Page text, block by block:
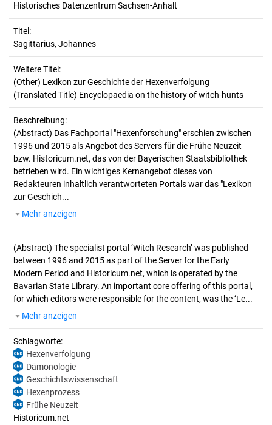
Historisches Datenzentrum Sachsen-Anhalt
Titel:
Sagittarius, Johannes
Weitere Titel:
(Other) Lexikon zur Geschichte der Hexenverfolgung
(Translated Title) Encyclopaedia on the history of witch-hunts
Beschreibung:
(Abstract) Das Fachportal "Hexenforschung" erschien zwischen
1996 und 2015 als Angebot des Servers für die Frühe Neuzeit
bzw. Historicum.net, das von der Bayerischen Staatsbibliothek
betrieben wird. Ein wichtiges Kernangebot dieses von
Redakteuren inhaltlich verantworteten Portals war das "Lexikon
zur Geschich...
Mehr anzeigen
(Abstract) The specialist portal ‘Witch Research’ was published
between 1996 and 2015 as part of the Server for the Early
Modern Period and Historicum.net, which is operated by the
Bavarian State Library. An important core offering of this portal,
for which editors were responsible for the content, was the ‘Le...
Mehr anzeigen
Schlagworte:
Hexenverfolgung
Dämonologie
Geschichtswissenschaft
Hexenprozess
Frühe Neuzeit
Historicum.net